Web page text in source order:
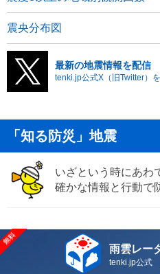
震央分布図
最新の地震情報を配信
tenki.jp公式X（旧Twitter）
「知る防災」地震
いざという時にあわ
確かな情報と行動で
雨雲レー
tenki.jp公式